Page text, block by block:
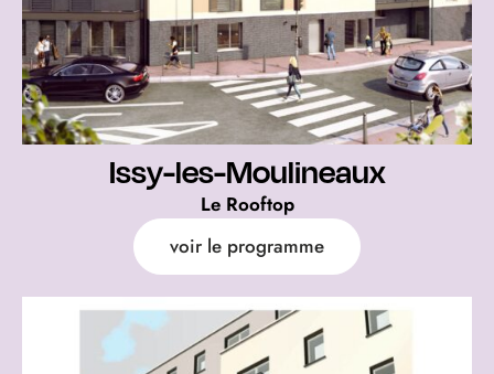
Issy-les-Moulineaux
Le Rooftop
voir le programme